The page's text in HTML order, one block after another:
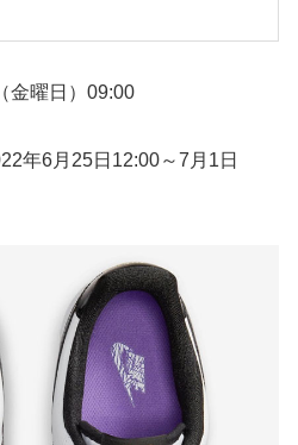
金曜日）09:00
年6月25日12:00～7月1日